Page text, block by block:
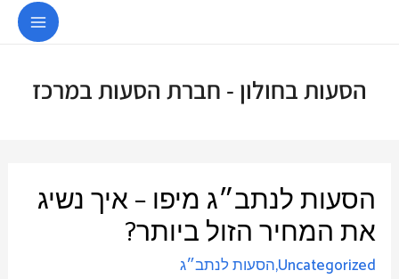
הסעות בחולון - חברת הסעות במרכז
הסעות לנתב״ג מיפו – איך נשיג
את המחיר הזול ביותר?
Uncategorized
,הסעות לנתב״ג